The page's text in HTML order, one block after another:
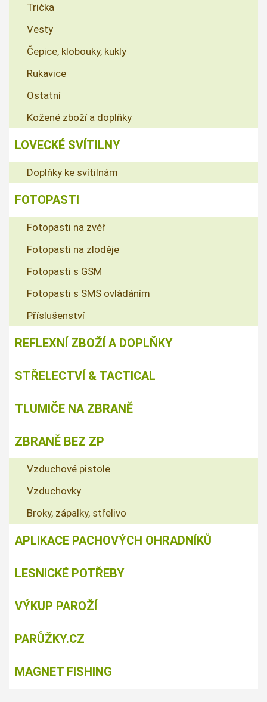
Trička
Vesty
Čepice, klobouky, kukly
Rukavice
Ostatní
Kožené zboží a doplňky
LOVECKÉ SVÍTILNY
Doplňky ke svítilnám
FOTOPASTI
Fotopasti na zvěř
Fotopasti na zloděje
Fotopasti s GSM
Fotopasti s SMS ovládáním
Příslušenství
REFLEXNÍ ZBOŽÍ A DOPLŇKY
STŘELECTVÍ & TACTICAL
TLUMIČE NA ZBRANĚ
ZBRANĚ BEZ ZP
Vzduchové pistole
Vzduchovky
Broky, zápalky, střelivo
APLIKACE PACHOVÝCH OHRADNÍKŮ
LESNICKÉ POTŘEBY
VÝKUP PAROŽÍ
PARŮŽKY.CZ
MAGNET FISHING